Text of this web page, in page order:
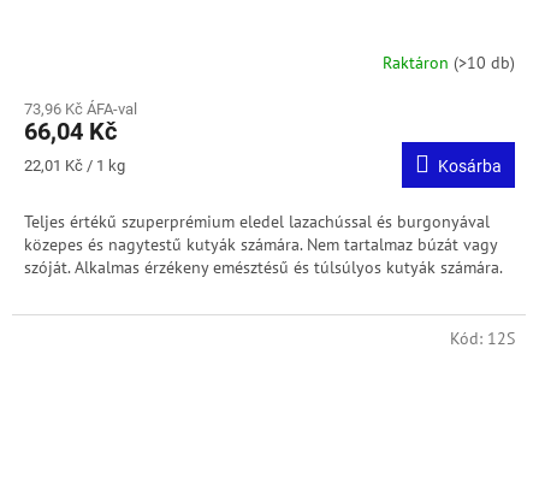
Raktáron (>10 db)
73,96 Kč ÁFA-val
66,04 Kč
Egységár:
22,01 Kč / 1 kg Kosárba
Teljes értékű szuperprémium eledel lazachússal és burgonyával
közepes és nagytestű kutyák számára. Nem tartalmaz búzát vagy
szóját. Alkalmas érzékeny emésztésű és túlsúlyos kutyák számára.
Kód: 12S